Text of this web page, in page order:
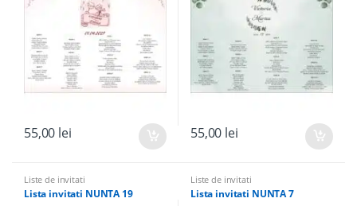
55,00 lei 55,00 lei
Liste de invitati
Lista invitati NUNTA 19
Liste de invitati
Lista invitati NUNTA 7